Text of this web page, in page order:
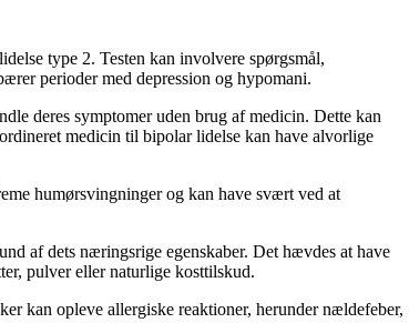
type 2. Testen kan involvere spørgsmål,
perioder med depression og hypomani.
deres symptomer uden brug af medicin. Dette kan
medicin til bipolar lidelse kan have alvorlige
humørsvingninger og kan have svært ved at
af dets næringsrige egenskaber. Det hævdes at have
pulver eller naturlige kosttilskud.
kan opleve allergiske reaktioner, herunder nældefeber,